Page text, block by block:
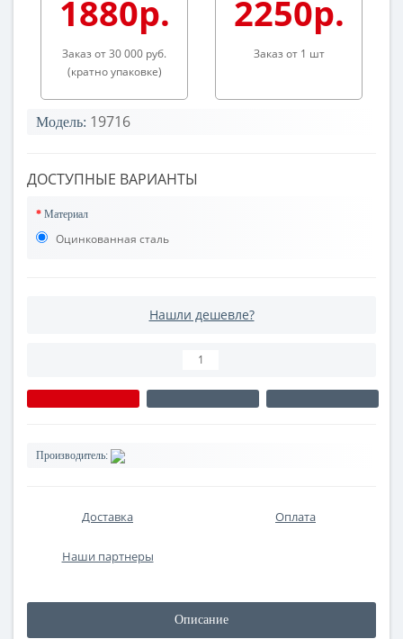
1880р.
Заказ от 30 000 руб.
(кратно упаковке)
2250р.
Заказ от 1 шт
Модель: 19716
ДОСТУПНЫЕ ВАРИАНТЫ
Материал
Оцинкованная сталь
Нашли дешевле?
Производитель:
Доставка Оплата
Наши партнеры
Описание